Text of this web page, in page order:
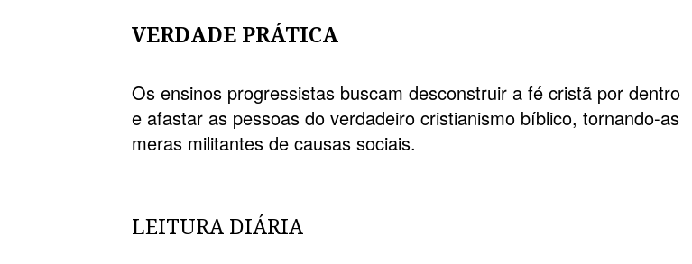
VERDADE PRÁTICA
Os ensinos progressistas buscam desconstruir a fé cristã por dentro
e afastar as pessoas do verdadeiro cristianismo bíblico, tornando-as
meras militantes de causas sociais.
LEITURA DIÁRIA